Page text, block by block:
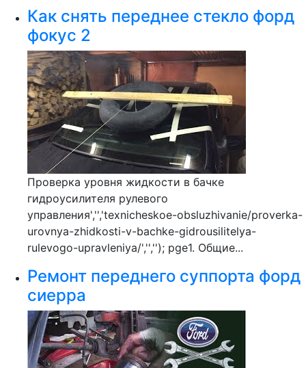
Как снять переднее стекло форд
фокус 2
Проверка уровня жидкости в бачке
гидроусилителя рулевого
управления','','texnicheskoe-obsluzhivanie/proverka-
urovnya-zhidkosti-v-bachke-gidrousilitelya-
rulevogo-upravleniya/','',''); pge1. Общие...
Ремонт переднего суппорта форд
сиерра